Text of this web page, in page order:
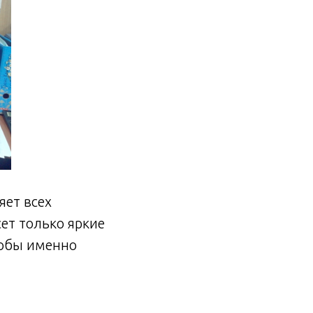
всех
только яркие
именно